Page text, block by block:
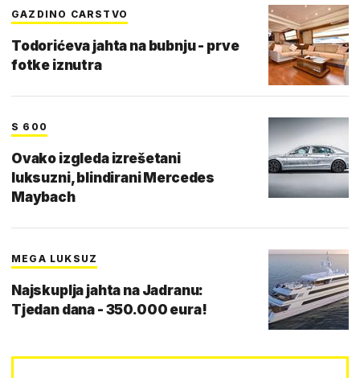
GAZDINO CARSTVO
Todorićeva jahta na bubnju - prve
fotke iznutra
S 600
Ovako izgleda izrešetani
luksuzni, blindirani Mercedes
Maybach
MEGA LUKSUZ
Najskuplja jahta na Jadranu:
Tjedan dana - 350.000 eura!